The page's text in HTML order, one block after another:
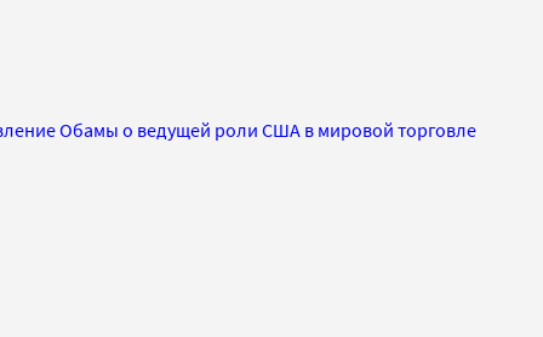
Обамы о ведущей роли США в мировой торговле